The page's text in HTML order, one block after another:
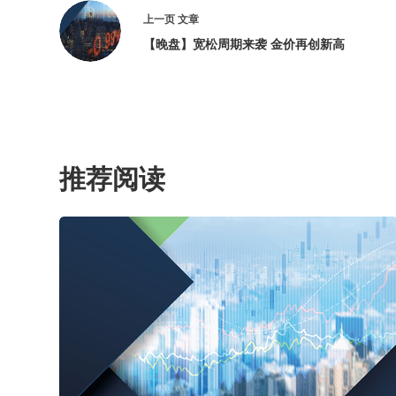
上一页文章
【晚盘】宽松周期来袭 金价再创新高
推荐阅读